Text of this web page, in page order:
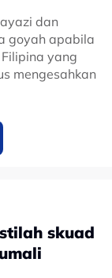
dan
goyah apabila
yang
mengesahkan
cuba bangkit
corak
kali
mata-
denganskuad